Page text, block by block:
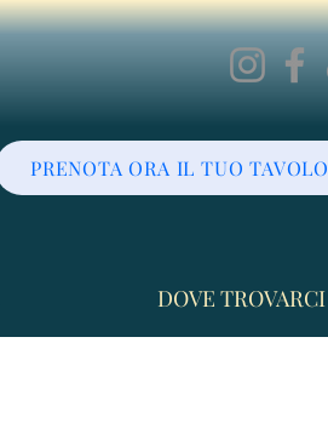
PRENOTA ORA IL TUO TAVOLO
DOVE TROVARCI